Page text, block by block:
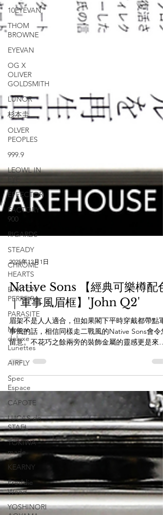
10EYEVAN
THOM
BROWNE
EYEVAN
OG X
OLIVER
GOLDSMITH
LUNOR
杉本圭
OLVER
PEOPLES
999.9
LEOWL IN
EFFECTOR
FACTORY
900
RIGARDS
STEADY
CHROME
HEARTS
BARTON
PERREIRA
PARASITE
Maison
deluxe
Lunettes
AIRFLY
Spec
Espace
CAPOTE
LUCAS de
STAEL
TOKIWA
made
KEARNY
Freddie
Wood
YOSHINORI
Native Sons 【經典可樂樽配色
｜軍事風眉框】'John Q2'
眉架不是人人適合，但如果閣下平時穿戴都帶點軍
事風的話，相信同樣走二戰風的Native Sons會令您
留意。不花巧之餘兩旁的裝飾金屬的靈感更是來自
會受不少fashion icon垂青了。 Whatsapp頻道：
https://whatsapp.com/channel/
Jw8WVx3g 透過WHATSAPP即時向店員查詢：
https://wa.me/85256206685 【the WAREHOUSE
optic 日本手造眼鏡專門店】
www.facebook.com/theWAREHOUSEoptic
www.instagram.com/the_WAREHOUSE_optic
www.thewarehouse.com.hk 銅鑼灣店： 銅鑼灣白
道18號一樓 電話：2882 5488 尖沙咀店： 九龍尖沙
咀河內道18號K11商場G14號鋪 電話：3575 9557 旺
角店： 旺角登打士街仁安大廈地下23號A鋪(商場外
圍，面向登打士街) 電話：3956 5265 #NAT